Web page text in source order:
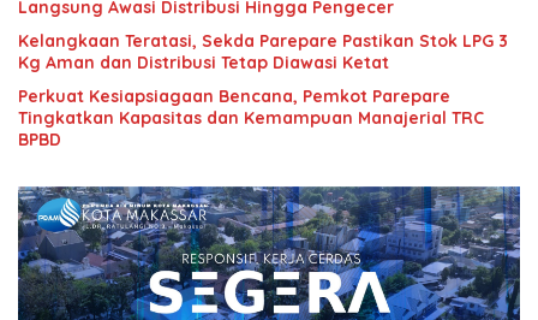
Langsung Awasi Distribusi Hingga Pengecer
Kelangkaan Teratasi, Sekda Parepare Pastikan Stok LPG 3
Kg Aman dan Distribusi Tetap Diawasi Ketat
Perkuat Kesiapsiagaan Bencana, Pemkot Parepare
Tingkatkan Kapasitas dan Kemampuan Manajerial TRC
BPBD